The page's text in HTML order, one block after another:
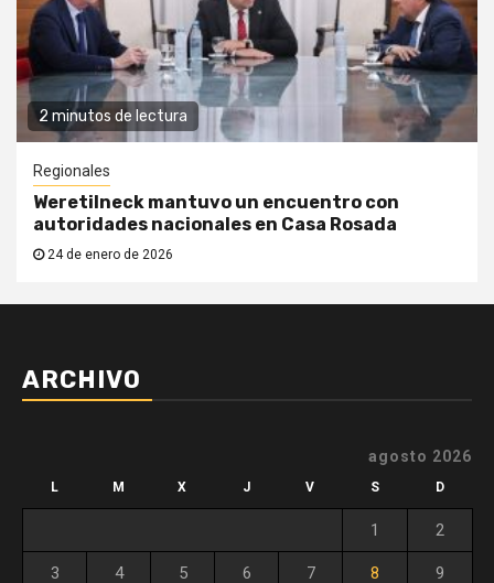
2 minutos de lectura
Regionales
Weretilneck mantuvo un encuentro con
autoridades nacionales en Casa Rosada
24 de enero de 2026
ARCHIVO
agosto 2026
L M X J V S D
1 2
3 4 5 6 7 8 9